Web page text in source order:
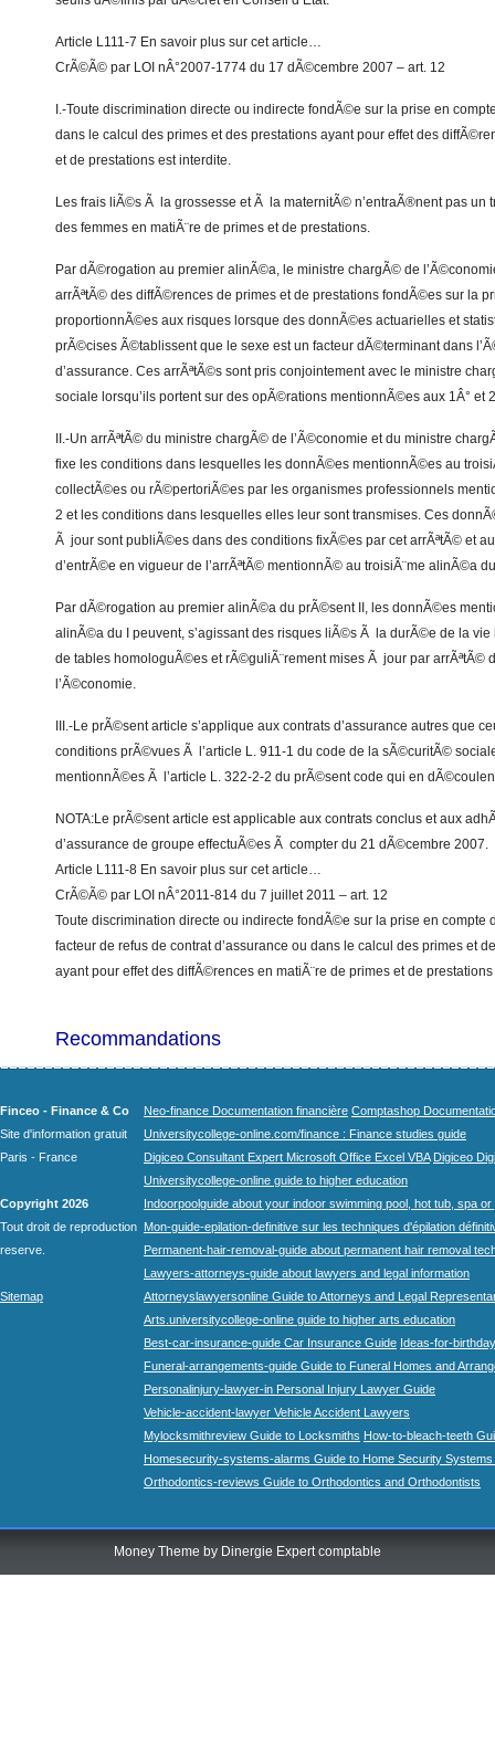
Article L111-7 En savoir plus sur cet article…
CrÃ©Ã© par LOI nÂ°2007-1774 du 17 dÃ©cembre 2007 – art. 12
I.-Toute discrimination directe ou indirecte fondÃ©e sur la prise en
dans le calcul des primes et des prestations ayant pour effet des
et de prestations est interdite.
Les frais liÃ©s Ã la grossesse et Ã la maternitÃ© n’entraÃ®nent pas un
des femmes en matiÃ¨re de primes et de prestations.
Par dÃ©rogation au premier alinÃ©a, le ministre chargÃ© de
arrÃªtÃ© des diffÃ©rences de primes et de prestations fondÃ©es sur la
proportionnÃ©es aux risques lorsque des donnÃ©es actuarielles et
prÃ©cises Ã©tablissent que le sexe est un facteur dÃ©terminant dans
d’assurance. Ces arrÃªtÃ©s sont pris conjointement avec le ministre
sociale lorsqu’ils portent sur des opÃ©rations mentionnÃ©es aux 1Â° et
II.-Un arrÃªtÃ© du ministre chargÃ© de l’Ã©conomie et du ministre
fixe les conditions dans lesquelles les donnÃ©es mentionnÃ©es au
collectÃ©es ou rÃ©pertoriÃ©es par les organismes professionnels
2 et les conditions dans lesquelles elles leur sont transmises. Ces
Ã jour sont publiÃ©es dans des conditions fixÃ©es par cet arrÃªtÃ© et
d’entrÃ©e en vigueur de l’arrÃªtÃ© mentionnÃ© au troisiÃ¨me alinÃ©a
Par dÃ©rogation au premier alinÃ©a du prÃ©sent II, les donnÃ©es
alinÃ©a du I peuvent, s’agissant des risques liÃ©s Ã la durÃ©e de la
de tables homologuÃ©es et rÃ©guliÃ¨rement mises Ã jour par arrÃªtÃ©
l’Ã©conomie.
III.-Le prÃ©sent article s’applique aux contrats d’assurance autres que
conditions prÃ©vues Ã l’article L. 911-1 du code de la sÃ©curitÃ©
mentionnÃ©es Ã l’article L. 322-2-2 du prÃ©sent code qui en
NOTA:Le prÃ©sent article est applicable aux contrats conclus et aux
d’assurance de groupe effectuÃ©es Ã compter du 21 dÃ©cembre 2007.
Article L111-8 En savoir plus sur cet article…
CrÃ©Ã© par LOI nÂ°2011-814 du 7 juillet 2011 – art. 12
Toute discrimination directe ou indirecte fondÃ©e sur la prise en compte
facteur de refus de contrat d’assurance ou dans le calcul des primes et
ayant pour effet des diffÃ©rences en matiÃ¨re de primes et de
Recommandations
Finceo - Finance & Co
Site d'information gratuit
Paris - France
Copyright 2026
Tout droit de reproduction
reserve.
Sitemap
Neo-finance Documentation financière Comptashop
Universitycollege-online.com/finance : Finance studies guide
Digiceo Consultant Expert Microsoft Office Excel VBA Digiceo
Universitycollege-online guide to higher education
Indoorpoolguide about your indoor swimming pool, hot tub, spa
Mon-guide-epilation-definitive sur les techniques d'épilation
Permanent-hair-removal-guide about permanent hair removal
Lawyers-attorneys-guide about lawyers and legal information
Attorneyslawyersonline Guide to Attorneys and Legal
Arts.universitycollege-online guide to higher arts education
Best-car-insurance-guide Car Insurance Guide Ideas-for-
Funeral-arrangements-guide Guide to Funeral Homes and
Personalinjury-lawyer-in Personal Injury Lawyer Guide
Vehicle-accident-lawyer Vehicle Accident Lawyers
Mylocksmithreview Guide to Locksmiths How-to-bleach-teeth
Homesecurity-systems-alarms Guide to Home Security Systems
Orthodontics-reviews Guide to Orthodontics and Orthodontists
Money Theme by Dinergie Expert comptable